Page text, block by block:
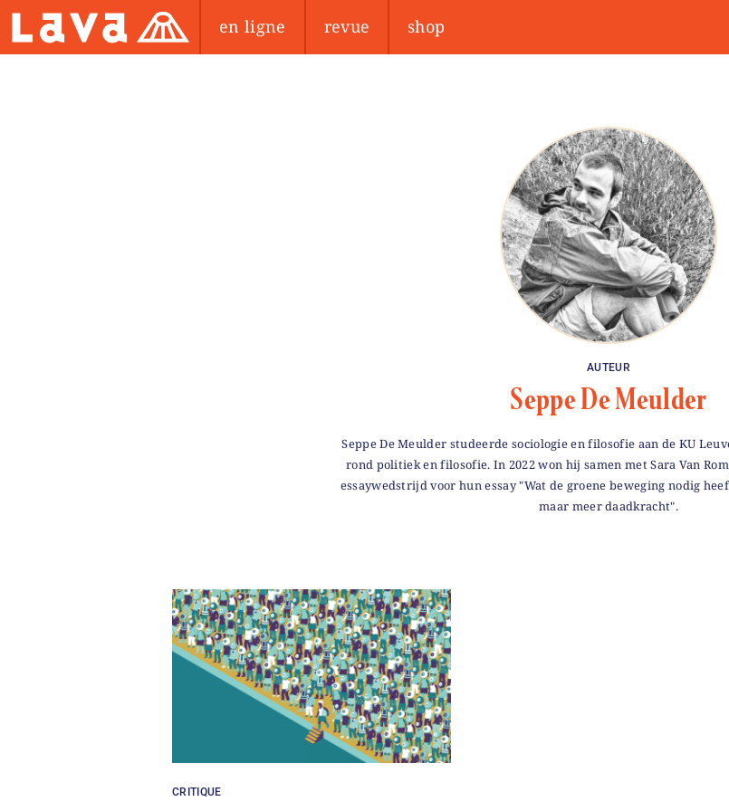
en ligne revue shop
AUTEUR
Seppe De Meulder
Seppe De Meulder studeerde sociologie en filosofie aan de KU
rond politiek en filosofie. In 2022 won hij samen met Sara Van
essaywedstrijd voor hun essay "Wat de groene beweging nodig
maar meer daadkracht".
CRITIQUE